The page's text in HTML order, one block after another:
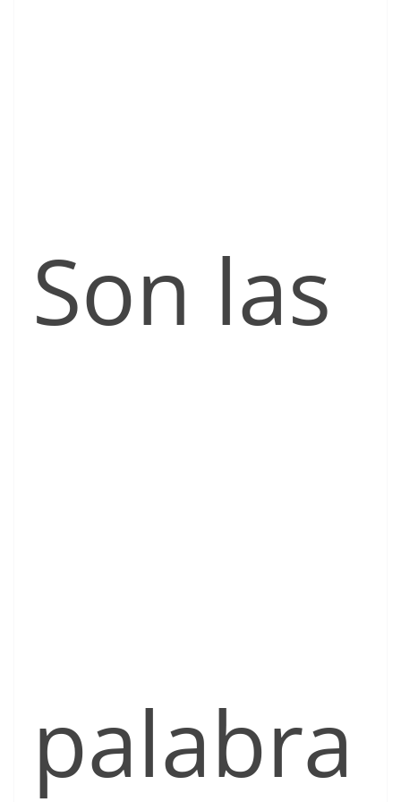
Son las
palabra